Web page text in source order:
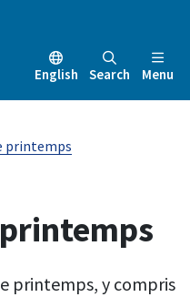
English Search Menu
printemps
printemps, y compris